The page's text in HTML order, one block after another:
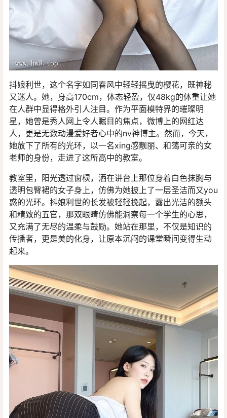
抖娘利世，这个名字如同春风中轻轻摇曳的樱花，既神秘
又迷人。她，身高170cm，体态轻盈，仅48kg的体重让她
在人群中显得格外引人注目。作为平面模特界的璀璨明
星，她曾是秀人网上令人瞩目的焦点，微博上的网红达
人，更是无数动漫爱好者心中的nv神博主。然而，今天，
她放下了所有的光环，以一名xing感靓丽、和蔼可亲的女
老师的身份，走进了这所高中的教室。
教室里，阳光透过窗棂，洒在讲台上那位身着白色抹胸与
透明包臀裙的女子身上，仿佛为她披上了一层圣洁而又you
惑的光环。抖娘利世的长发被轻轻挽起，露出光洁的额头
和精致的五官，那双眼睛仿佛能洞察每一个学生的心思，
又充满了无尽的温柔与鼓励。她站在那里，不仅是知识的
传播者，更是美的化身，让原本沉闷的课堂瞬间变得生动
起来。